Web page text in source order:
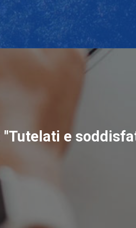
"Tutelati e